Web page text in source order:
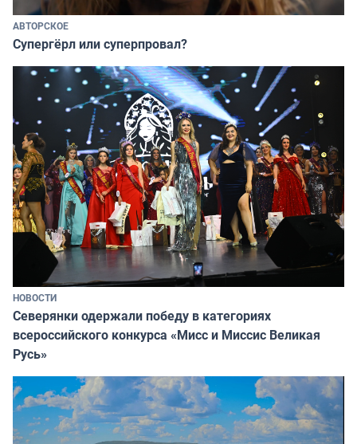
АВТОРСКОЕ
Супергёрл или суперпровал?
НОВОСТИ
Северянки одержали победу в категориях
всероссийского конкурса «Мисс и Миссис Великая
Русь»